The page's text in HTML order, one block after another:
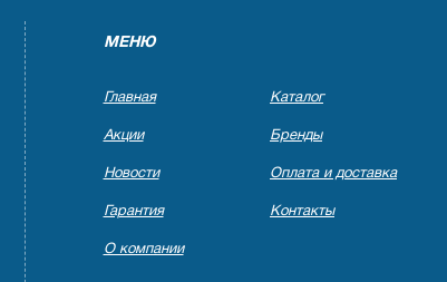
МЕНЮ
Главная Каталог
Акции Бренды
Новости Оплата и доставка
Гарантия Контакты
О компании